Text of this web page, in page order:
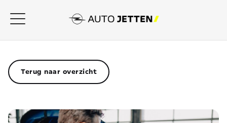
Terug naar overzicht